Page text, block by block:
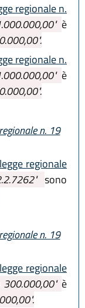
regionale n.
è
regionale n.
è
n. 19
regionale
sono
n. 19
regionale
300.000,00" è